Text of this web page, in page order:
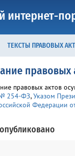
интернет-
ТЕКСТЫ ПРАВОВЫХ
правовых
правовых актов
№ 254-ФЗ,Указом
Федерации